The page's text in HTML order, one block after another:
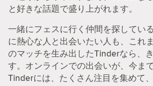
と好きな話題で盛り上がれます。
一緒にフェスに行く仲間を探してい
に熱心な人と出会いたい人も、これ
のマッチを生み出したTinderなら、
す。オンラインでの出会いが、今ま
Tinderには、たくさん注目を集めて